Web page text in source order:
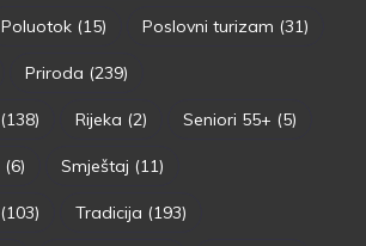
Poluotok (15) Poslovni turizam (31)
Priroda (239)
(138) Rijeka (2) Seniori 55+ (5)
(6) Smještaj (11)
(103) Tradicija (193)